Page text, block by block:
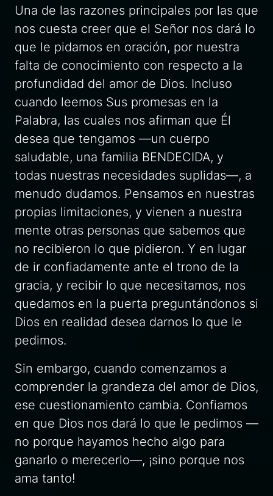
Una de las razones principales por las que
nos cuesta creer que el Señor nos dará lo
que le pidamos en oración, por nuestra
falta de conocimiento con respecto a la
profundidad del amor de Dios. Incluso
cuando leemos Sus promesas en la
Palabra, las cuales nos afirman que Él
desea que tengamos —un cuerpo
saludable, una familia BENDECIDA, y
todas nuestras necesidades suplidas—, a
menudo dudamos. Pensamos en nuestras
propias limitaciones, y vienen a nuestra
mente otras personas que sabemos que
no recibieron lo que pidieron. Y en lugar
de ir confiadamente ante el trono de la
gracia, y recibir lo que necesitamos, nos
quedamos en la puerta preguntándonos si
Dios en realidad desea darnos lo que le
pedimos.
Sin embargo, cuando comenzamos a
comprender la grandeza del amor de Dios,
ese cuestionamiento cambia. Confiamos
en que Dios nos dará lo que le pedimos —
no porque hayamos hecho algo para
ganarlo o merecerlo—, ¡sino porque nos
ama tanto!